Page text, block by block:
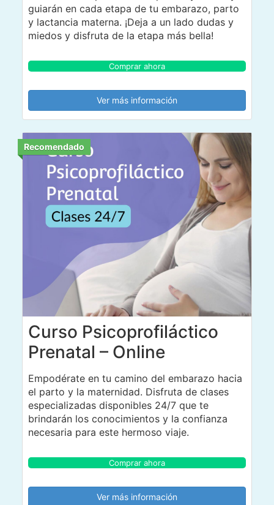
guiarán en cada etapa de tu embarazo, parto
y lactancia materna. ¡Deja a un lado dudas y
miedos y disfruta de la etapa más bella!
Comprar ahora
Ver más información
Recomendado
Curso Psicoprofiláctico
Prenatal – Online
Empodérate en tu camino del embarazo hacia
el parto y la maternidad. Disfruta de clases
especializadas disponibles 24/7 que te
brindarán los conocimientos y la confianza
necesaria para este hermoso viaje.
Comprar ahora
Ver más información